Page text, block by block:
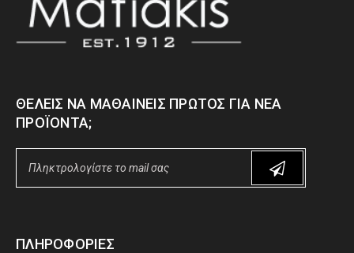
ΘΈΛΕΙΣ ΝΑ ΜΑΘΑΊΝΕΙΣ ΠΡΏΤΟΣ ΓΙΑ ΝΈΑ
ΠΡΟΪΌΝΤΑ;
ΠΛΗΡΟΦΟΡΊΕΣ